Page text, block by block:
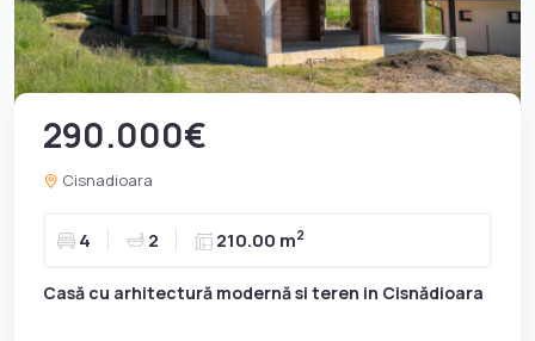
290.000€
Cisnadioara
4 2 210.00 m2
Casă cu arhitectură modernă si teren in Cisnădioara